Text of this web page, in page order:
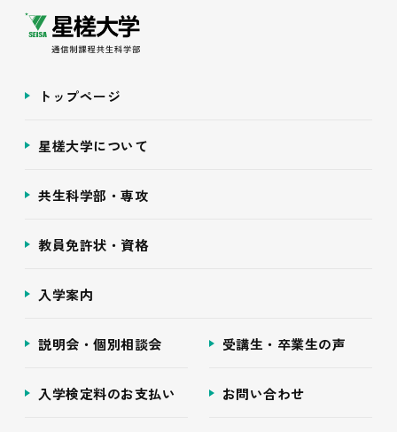
トップページ
星槎大学について
共生科学部・専攻
教員免許状・資格
入学案内
説明会・個別相談会 受講生・卒業生の声
入学検定料のお支払い お問い合わせ